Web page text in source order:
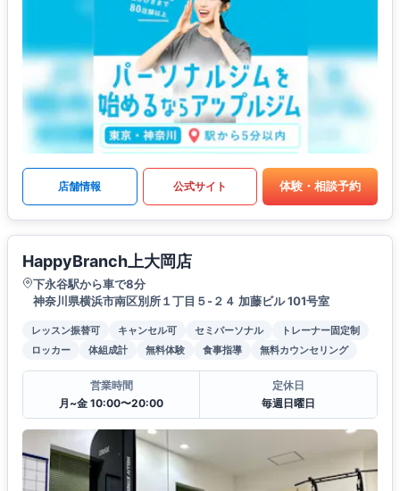
店舗情報 公式サイト 体験・相談予約
HappyBranch上大岡店
下永谷駅から車で8分
神奈川県横浜市南区別所１丁目５-２４ 加藤ビル 101号室
レッスン振替可 キャンセル可 セミパーソナル
トレーナー固定制
ロッカー
体組成計 無料体験 食事指導 無料カウンセリング
営業時間
月~金 10:00〜20:00
定休日
毎週日曜日